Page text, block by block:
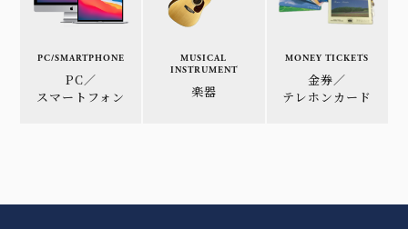
PC/SMARTPHONE
PC／
スマートフォン
MUSICAL
INSTRUMENT
楽器
MONEY TICKETS
金券／
テレホンカード